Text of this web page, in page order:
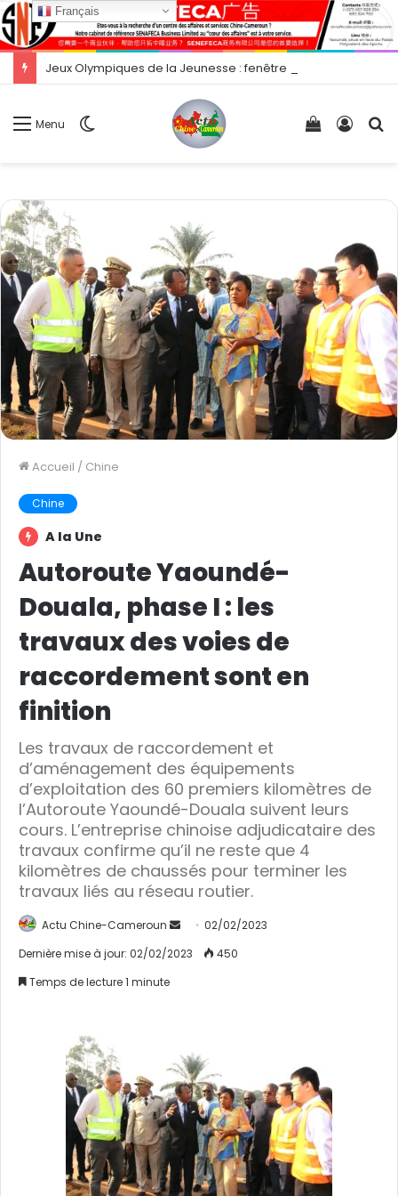
Menu
Voir
Accueil / Chine
Chine
A la Une
Autoroute Yaoundé-
Douala, phase I : les
travaux des voies de
raccordement sont en
finition
Les travaux de raccordement et
d’aménagement des équipements
d’exploitation des 60 premiers kilomètres de
l’Autoroute Yaoundé-Douala suivent leurs
cours. L’entreprise chinoise adjudicataire des
travaux confirme qu’il ne reste que 4
kilomètres de chaussés pour terminer les
travaux liés au réseau routier.
Actu Chine-Cameroun
n
r
u
n
c
u
r
02/02/2023
Dernière mise à jour: 02/02/2023
450
Temps de lecture 1 minute
Français